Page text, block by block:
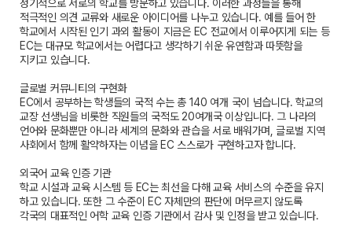
정기적으로 서로의 학교를 방문하고 있습니다. 이러한 과정들을 통해
적극적인 의견 교류와 새로운 아이디어를 나누고 있습니다. 예를 들어 한
학교에서 시작된 인기 과외 활동이 지금은 EC 전교에서 이루어지게 되는 등
EC는 대규모 학교에서는 어렵다고 생각하기 쉬운 유연함과 따뜻함을
지키고 있습니다.
글로벌 커뮤니티의 구현화
EC에서 공부하는 학생들의 국적 수는 총 140 여개 국이 넘습니다. 학교의
교장 선생님을 비롯한 직원들의 국적도 20여개국 이상입니다. 그 나라의
언어와 문화뿐만 아니라 세계의 문화와 관습을 서로 배워가며, 글로벌 지역
사회에서 함께 활약하자는 이념을 EC 스스로가 구현하고자 합니다.
외국어 교육 인증 기관
학교 시설과 교육 시스템 등 EC는 최선을 다해 교육 서비스의 수준을 유지
하고 있습니다. 또한 그 수준이 EC 자체만의 판단에 머무르지 않도록
각국의 대표적인 어학 교육 인증 기관에서 감사 및 인정을 받고 있습니다.